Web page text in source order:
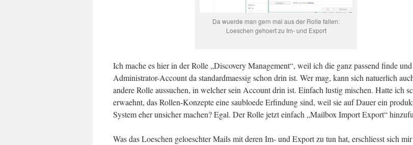
Da wuerde man gern mal aus der Rolle fallen:
Loeschen gehoert zu Im- und Export
Ich mache es hier in der Rolle „Discovery Management“, weil ich die ganz passend finde
Administrator-Account da standardmaessig schon drin ist. Wer mag, kann sich natuerlich
andere Rolle aussuchen, in welcher sein Account drin ist. Einfach lustig mischen. Hatte ich
erwaehnt, das Rollen-Konzepte eine saubloede Erfindung sind, weil sie auf Dauer ein
System eher unsicher machen? Egal. Der Rolle jetzt einfach „Mailbox Import Export“
Was das Loeschen geloeschter Mails mit deren Im- und Export zu tun hat, erschliesst sich